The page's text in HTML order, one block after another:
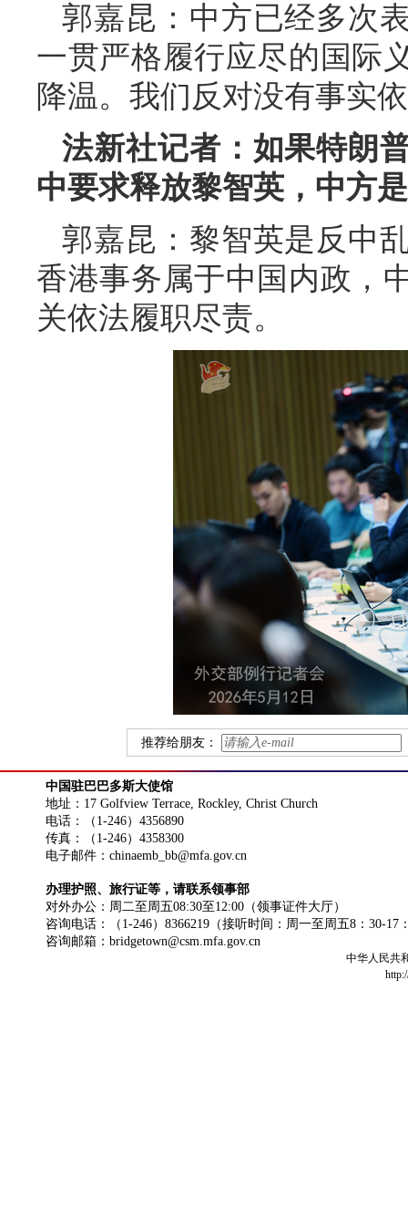
郭嘉昆：中方已经多次
一贯严格履行应尽的国际
降温。我们反对没有事实
法新社记者：如果特朗
中要求释放黎智英，中方
郭嘉昆：黎智英是反中
香港事务属于中国内政，
关依法履职尽责。
推荐给朋友：
中国驻巴巴多斯大使馆
地址：17 Golfview Terrace, Rockley, Christ Church
电话：（1-246）4356890
传真：（1-246）4358300
电子邮件：chinaemb_bb@mfa.gov.cn
办理护照、旅行证等，请联系领事部
对外办公：周二至周五08:30至12:00（领事证件大厅）
咨询电话：（1-246）8366219（接听时间：周一至周五8：30-17
咨询邮箱：bridgetown@csm.mfa.gov.cn
中华人民共